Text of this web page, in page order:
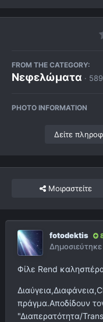
FROM THE CATEGORY:
Νεφελώματα ·
PHOTO INFORMATION
Δείτε
Μοιραστείτε
fotodektis
Δημοσιεύτηκε
Φίλε Rend
πράγμα.Αποδίδουν
"Διαπερατότητα/